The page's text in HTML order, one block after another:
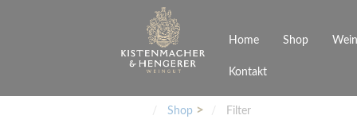
Home Shop
Weißweine
Junges Schwaben
Veranstaltungen
Kontakt
Shop Filter